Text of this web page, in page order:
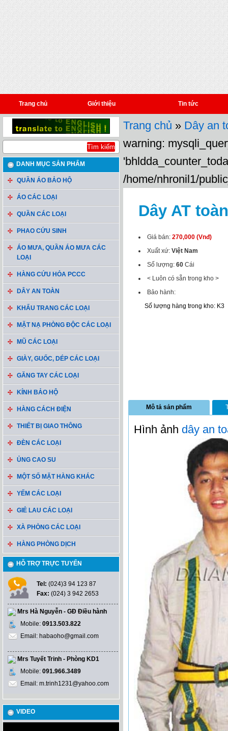
Trang chủ Giới thiệu Tin tức
DANH MỤC SẢN PHẨM
QUẦN ÁO BẢO HỘ
ÁO CÁC LOẠI
QUẦN CÁC LOẠI
PHAO CỨU SINH
ÁO MƯA, QUẦN ÁO MƯA CÁC
LOẠI
HÀNG CỨU HỎA PCCC
DÂY AN TOÀN
KHẨU TRANG CÁC LOẠI
MẶT NẠ PHÒNG ĐỘC CÁC LOẠI
MŨ CÁC LOẠI
GIÀY, GUỐC, DÉP CÁC LOẠI
GĂNG TAY CÁC LOẠI
KÍNH BẢO HỘ
HÀNG CÁCH ĐIỆN
THIẾT BỊ GIAO THÔNG
ĐÈN CÁC LOẠI
ỦNG CAO SU
MỘT SỐ MẶT HÀNG KHÁC
YẾM CÁC LOẠI
GIẺ LAU CÁC LOẠI
XÀ PHÒNG CÁC LOẠI
HÀNG PHÒNG DỊCH
HỖ TRỢ TRỰC TUYẾN
Tel: (024)3 94 123 87
Fax: (024) 3 942 2653
Mrs Hà Nguyễn - GĐ Điều hành
Mobile: 0913.503.822
Email: habaoho@gmail.com
Mrs Tuyết Trinh - Phòng KD1
Mobile: 091.966.3489
Email: m.trinh1231@yahoo.com
VIDEO
Trang chủ » Dây an
warning:
/home/nhronil1/
Dây AT
Giá bán: 270,000 (Vnđ)
Xuất xứ: Việt Nam
Số lượng: 60 Cái
< Luôn có sẵn trong kho >
Bảo hành:
Số lượng hàng trong kho: K3
Mô tả sản phẩm
Hình ảnh dây an